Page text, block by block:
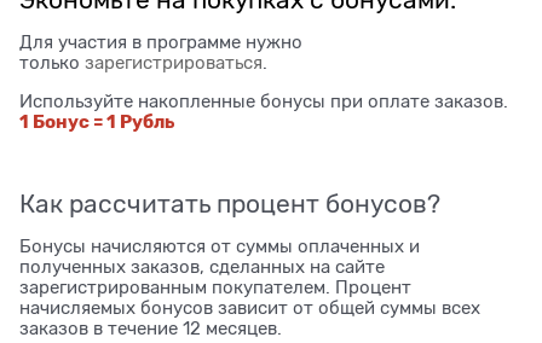
Для участия в программе нужно
только зарегистрироваться
Используйте накопленные бонусы при оплате заказов.
1 Бонус = 1 Рубль
Как рассчитать процент бонусов?
Бонусы начисляются от суммы оплаченных и
полученных заказов, сделанных на сайте
зарегистрированным покупателем. Процент
начисляемых бонусов зависит от общей суммы всех
заказов в течение 12 месяцев.